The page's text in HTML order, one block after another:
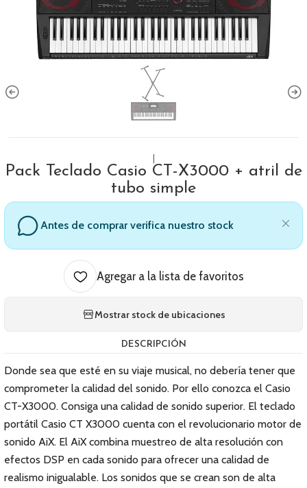
Pack Teclado Casio CT-X3000 + atril de
tubo simple
Antes de comprar verifica nuestro stock
Agregar a la lista de favoritos
Mostrar stock de ubicaciones
DESCRIPCIÓN
Donde sea que esté en su viaje musical, no debería tener que
comprometer la calidad del sonido. Por ello conozca el Casio
CT-X3000. Consiga una calidad de sonido superior. El teclado
portátil Casio CT X3000 cuenta con el revolucionario motor de
sonido AiX. El AiX combina muestreo de alta resolución con
efectos DSP en cada sonido para ofrecer una calidad de
realismo inigualable. Los sonidos que se crean son de alta